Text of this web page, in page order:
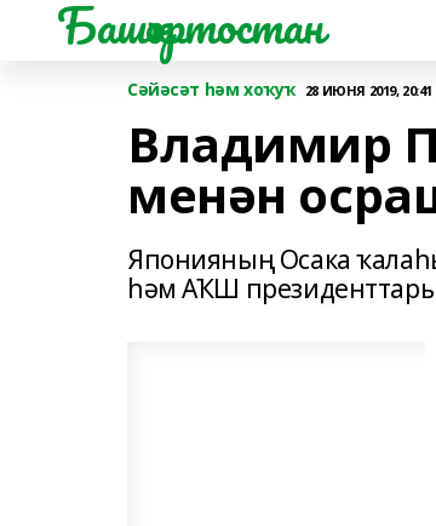
Башҡортостан
Сәйәсәт һәм хоҡуҡ 28 ИЮНЯ 2019, 20:41
Владимир
менән
Японияның Осака
һәм АҠШ